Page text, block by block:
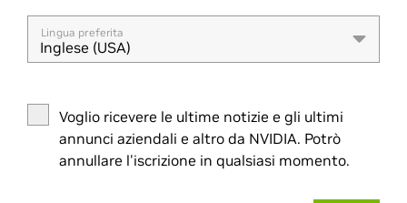
Lingua preferita
Inglese (USA)
Voglio ricevere le ultime notizie e gli ultimi
annunci aziendali e altro da NVIDIA. Potrò
annullare l'iscrizione in qualsiasi momento.